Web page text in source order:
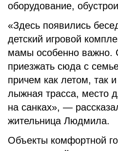
оборудование,
«Здесь появились
детский игровой
мамы особенно важно.
приезжать сюда с
причем как летом, так
лыжная трасса, место
на санках», —
жительница Людмила.
Объекты комфортной